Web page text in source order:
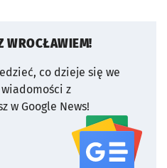
WROCŁAWIEM!
co dzieje się we
z
w Google News!
serwisu